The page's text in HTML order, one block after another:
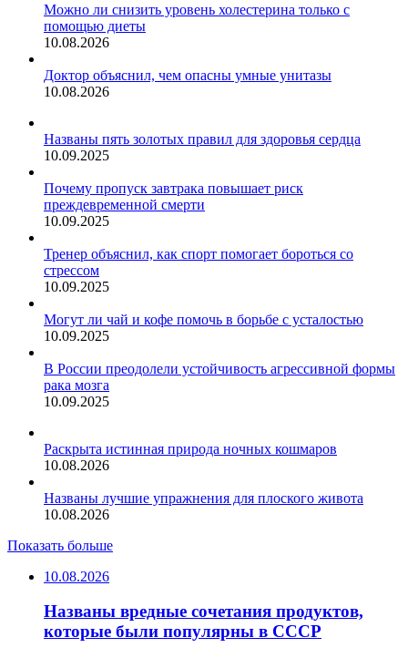
Можно ли снизить уровень холестерина только с
помощью диеты
10.08.2026
Доктор объяснил, чем опасны умные унитазы
10.08.2026
Названы пять золотых правил для здоровья сердца
10.09.2025
Почему пропуск завтрака повышает риск
преждевременной смерти
10.09.2025
Тренер объяснил, как спорт помогает бороться со
стрессом
10.09.2025
Могут ли чай и кофе помочь в борьбе с усталостью
10.09.2025
В России преодолели устойчивость агрессивной формы
рака мозга
10.09.2025
Раскрыта истинная природа ночных кошмаров
10.08.2026
Названы лучшие упражнения для плоского живота
10.08.2026
Показать больше
10.08.2026
Названы вредные сочетания продуктов,
которые были популярны в СССР